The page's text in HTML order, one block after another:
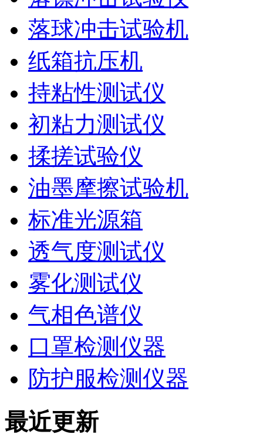
落球冲击试验机
纸箱抗压机
持粘性测试仪
初粘力测试仪
揉搓试验仪
油墨摩擦试验机
标准光源箱
透气度测试仪
雾化测试仪
气相色谱仪
口罩检测仪器
防护服检测仪器
最近更新